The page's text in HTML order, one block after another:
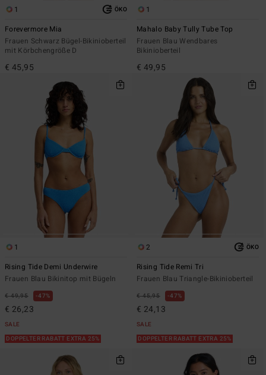
1 ÖKO
Forevermore Mia
Frauen Schwarz Bügel-Bikinioberteil
mit Körbchengröße D
€ 45,95
1
Mahalo Baby Tully Tube Top
Frauen Blau Wendbares
Bikinioberteil
€ 49,95
1
Rising Tide Demi Underwire
Frauen Blau Bikinitop mit Bügeln
€ 49,95 47%
€ 26,23
SALE
DOPPELTER RABATT EXTRA 25%
2 ÖKO
Rising Tide Remi Tri
Frauen Blau Triangle-Bikinioberteil
€ 45,95 47%
€ 24,13
SALE
DOPPELTER RABATT EXTRA 25%